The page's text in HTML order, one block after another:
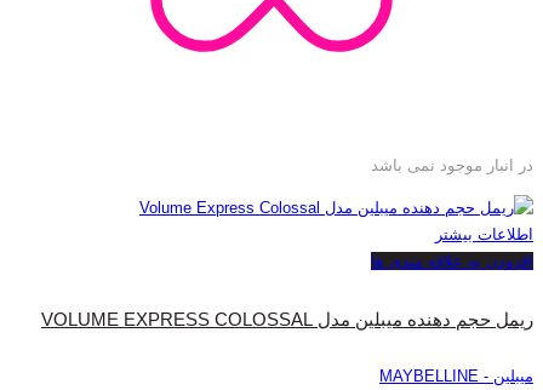
در انبار موجود نمی باشد
اطلاعات بیشتر
افزودن به علاقه مندی ها
ریمل حجم دهنده میبلین مدل VOLUME EXPRESS COLOSSAL
میبلین - MAYBELLINE